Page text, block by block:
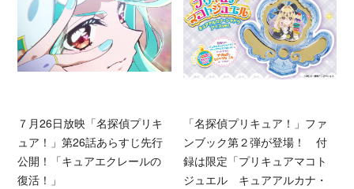
７月26日放映「名探偵プリキ
ュア！」第26話あらすじ先行
公開！「キュアエクレールの
復活！」
「名探偵プリキュア！」ファ
ンブック第２弾が登場！ 付
録は限定「プリキュアマコト
ジュエル キュアアルカナ・